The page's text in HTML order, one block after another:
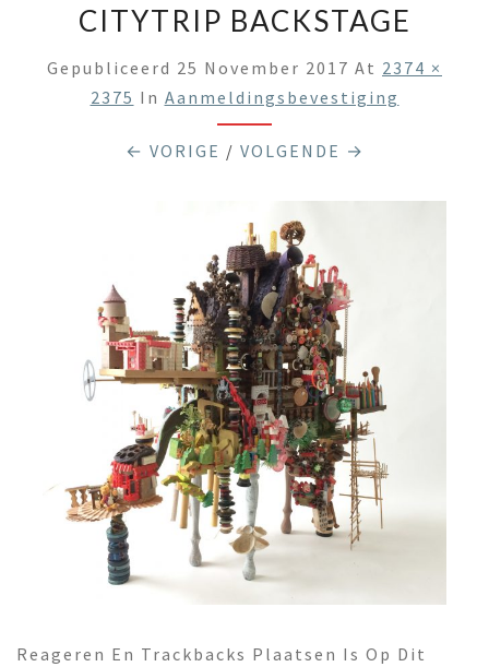
CITYTRIP BACKSTAGE
Gepubliceerd 25 November 2017 At 2374 ×
2375 In Aanmeldingsbevestiging
← VORIGE / VOLGENDE →
Reageren En Trackbacks Plaatsen Is Op Dit